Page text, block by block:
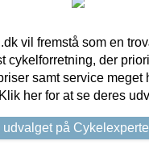
vil fremstå som en
cykelforretning, der
samt service meget
her for at se deres
udvalget på